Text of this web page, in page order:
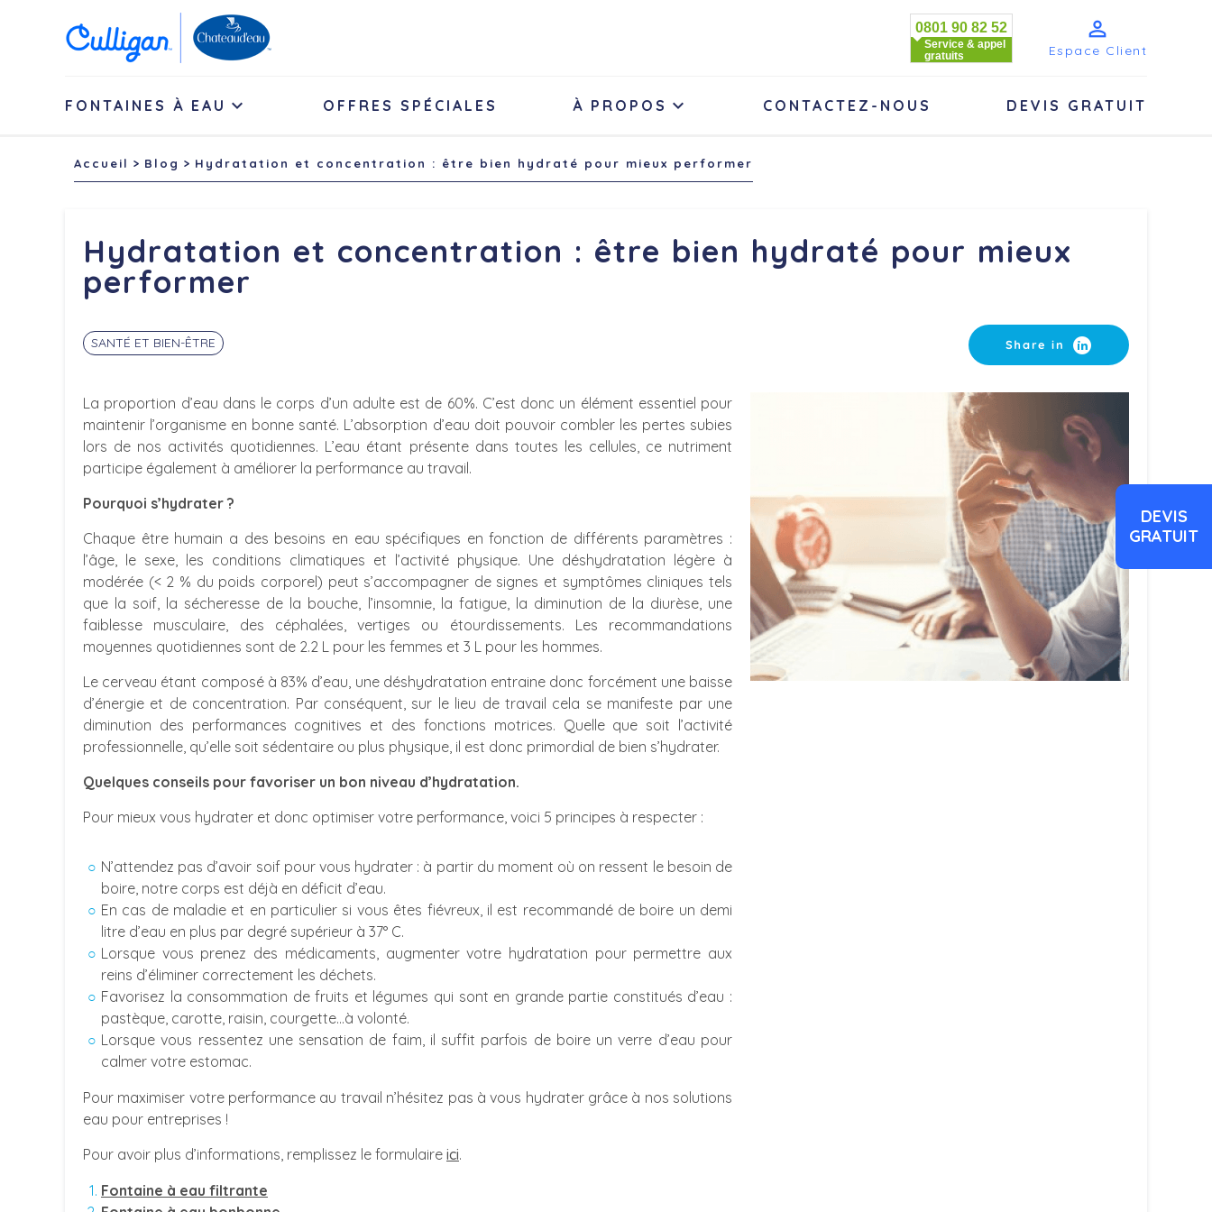
0801 90 82 52
Service & appel
gratuits

Espace Client
FONTAINES À EAU  OFFRES SPÉCIALES À PROPOS  CONTACTEZ-NOUS DEVIS GRATUIT
DEVIS
GRATUIT
Accueil Blog Hydratation et concentration : être bien hydraté pour mieux performer
Hydratation et concentration : être bien hydraté pour mieux
performer
SANTÉ ET BIEN-ÊTRE
La proportion d’eau dans le corps d’un adulte est de 60%. C’est donc un élément essentiel pour
maintenir l’organisme en bonne santé. L’absorption d’eau doit pouvoir combler les pertes subies
lors de nos activités quotidiennes. L’eau étant présente dans toutes les cellules, ce nutriment
participe également à améliorer la performance au travail.
Pourquoi s’hydrater ?
Chaque être humain a des besoins en eau spécifiques en fonction de différents paramètres :
l’âge, le sexe, les conditions climatiques et l’activité physique. Une déshydratation légère à
modérée (< 2 % du poids corporel) peut s’accompagner de signes et symptômes cliniques tels
que la soif, la sécheresse de la bouche, l’insomnie, la fatigue, la diminution de la diurèse, une
faiblesse musculaire, des céphalées, vertiges ou étourdissements. Les recommandations
moyennes quotidiennes sont de 2.2 L pour les femmes et 3 L pour les hommes.
Le cerveau étant composé à 83% d’eau, une déshydratation entraine donc forcément une baisse
d’énergie et de concentration. Par conséquent, sur le lieu de travail cela se manifeste par une
diminution des performances cognitives et des fonctions motrices. Quelle que soit l’activité
professionnelle, qu’elle soit sédentaire ou plus physique, il est donc primordial de bien s’hydrater.
Quelques conseils pour favoriser un bon niveau d’hydratation.
Pour mieux vous hydrater et donc optimiser votre performance, voici 5 principes à respecter :
N’attendez pas d’avoir soif pour vous hydrater : à partir du moment où on ressent le besoin de
boire, notre corps est déjà en déficit d’eau.
En cas de maladie et en particulier si vous êtes fiévreux, il est recommandé de boire un demi
litre d’eau en plus par degré supérieur à 37° C.
Lorsque vous prenez des médicaments, augmenter votre hydratation pour permettre aux
reins d’éliminer correctement les déchets.
Favorisez la consommation de fruits et légumes qui sont en grande partie constitués d’eau :
pastèque, carotte, raisin, courgette…à volonté.
Lorsque vous ressentez une sensation de faim, il suffit parfois de boire un verre d’eau pour
calmer votre estomac.
Pour maximiser votre performance au travail n’hésitez pas à vous hydrater grâce à nos solutions
eau pour entreprises !
Pour avoir plus d’informations, remplissez le formulaire ici.
Fontaine à eau filtrante